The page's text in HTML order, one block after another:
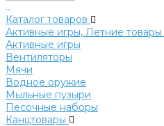
...
Каталог товаров
Активные игры, Летние товары
Активные игры
Вентиляторы
Мячи
Водное оружие
Мыльные пузыри
Песочные наборы
Канцтовары